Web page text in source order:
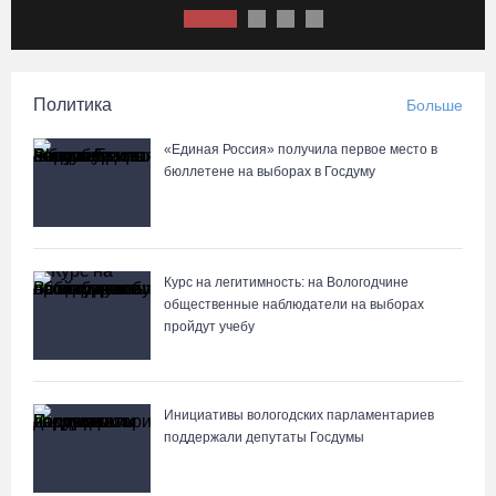
Выборы-2026: кому отдает победу поквартирный опрос
народные песни Вологодчины
122 школьника из Алчевска прибыли на «Территорию
талантов» в Вологодской области
06.08.26 / 16:36
В Тотемском округе построили три дома для работников села
Политика Больше
«Единая Россия» получила первое место в
бюллетене на выборах в Госдуму
Курс на легитимность: на Вологодчине
общественные наблюдатели на выборах
пройдут учебу
Инициативы вологодских парламентариев
поддержали депутаты Госдумы